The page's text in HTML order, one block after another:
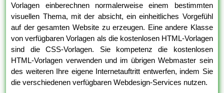
Vorlagen einberechnen normalerweise einem bestimmten
visuellen Thema, mit der absicht, ein einheitliches Vorgefühl
auf der gesamten Website zu erzeugen. Eine andere Klasse
von verfügbaren Vorlagen als die kostenlosen HTML-Vorlagen
sind die CSS-Vorlagen. Sie kompetenz die kostenlosen
HTML-Vorlagen verwenden und im übrigen Webmaster sein
des weiteren Ihre eigene Internetauftritt entwerfen, indem Sie
die verschiedenen verfügbaren Webdesign-Services nutzen.